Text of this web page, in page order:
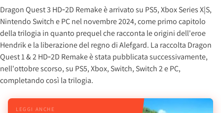
Dragon Quest 3 HD‑2D Remake è arrivato su PS5, Xbox Series X|S,
Nintendo Switch e PC nel novembre 2024, come primo capitolo
della trilogia in quanto prequel che racconta le origini dell'eroe
Hendrik e la liberazione del regno di Alefgard. La raccolta Dragon
Quest 1 & 2 HD‑2D Remake è stata pubblicata successivamente,
nell'ottobre scorso, su PS5, Xbox, Switch, Switch 2 e PC,
completando così la trilogia.